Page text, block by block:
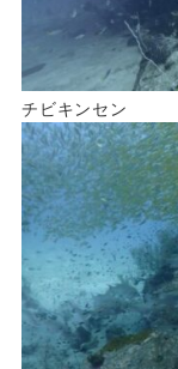
チビキンセン